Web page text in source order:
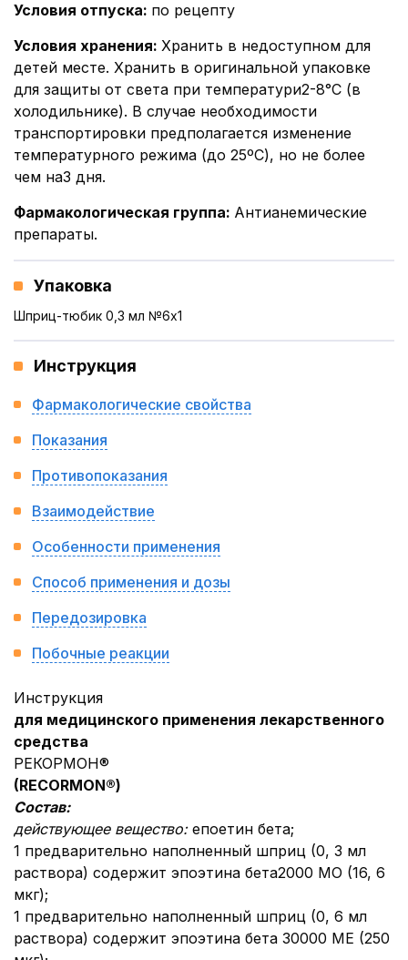
Условия отпуска: по рецепту
Условия хранения: Хранить в недоступном для
детей месте. Хранить в оригинальной упаковке
для защиты от света при температури2-8°С (в
холодильнике). В случае необходимости
транспортировки предполагается изменение
температурного режима (до 25ºС), но не более
чем на3 дня.
Фармакологическая группа: Антианемические
препараты.
Упаковка
Шприц-тюбик 0,3 мл №6x1
Инструкция
Фармакологические свойства
Показания
Противопоказания
Взаимодействие
Особенности применения
Способ применения и дозы
Передозировка
Побочные реакции
Инструкция
для медицинского применения лекарственного
средства
РЕКОРМОН®
(RECORMON®)
Состав:
действующее вещество: епоетин бета;
1 предварительно наполненный шприц (0, 3 мл
раствора) содержит эпоэтина бета2000 МО (16, 6
мкг);
1 предварительно наполненный шприц (0, 6 мл
раствора) содержит эпоэтина бета 30000 МЕ (250